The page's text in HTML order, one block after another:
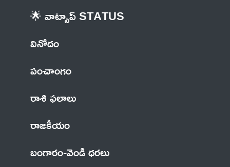
🌟 వాట్సాప్ STATUS
వినోదం
పంచాంగం
రాశి ఫలాలు
రాజకీయం
బంగారం-వెండి ధరలు